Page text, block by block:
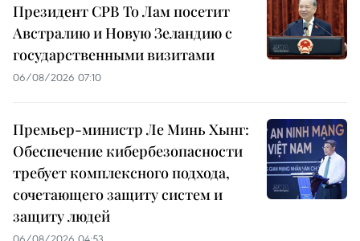
Президент СРВ То Лам посетит
Австралию и Новую Зеландию с
государственными визитами
06/08/2026 07:10
Премьер-министр Ле Минь Хынг:
Обеспечение кибербезопасности
требует комплексного подхода,
сочетающего защиту систем и
защиту людей